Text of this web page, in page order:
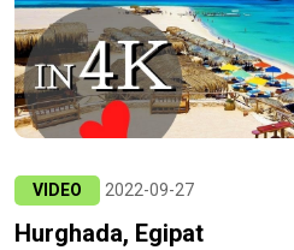
VIDEO 2022-09-27
Hurghada, Egipat